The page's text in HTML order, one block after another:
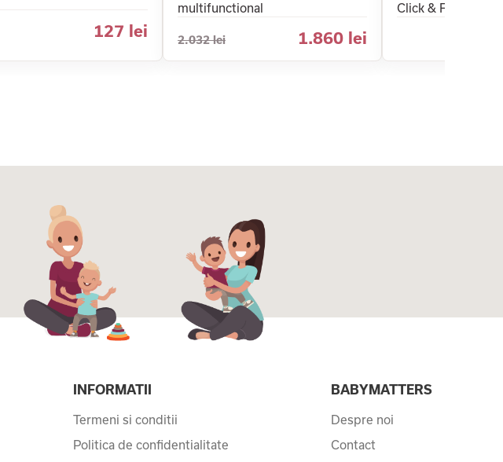
127 lei
multifunctional
2.032 lei 1.860 lei
Click & Fold
INFORMATII
Termeni si conditii
Politica de confidentialitate
BABYMATTERS
Despre noi
Contact